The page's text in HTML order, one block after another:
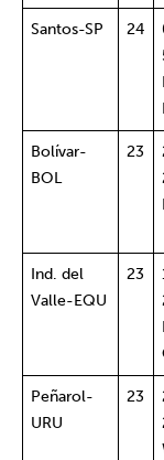
Santos-SP 24
Bolívar-
BOL
23
Ind. del
Valle-EQU
23
Peñarol-
URU
23